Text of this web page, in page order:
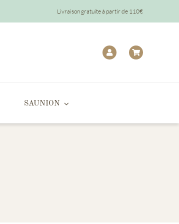
Livraison gratuite à partir de 110€
SAUNION